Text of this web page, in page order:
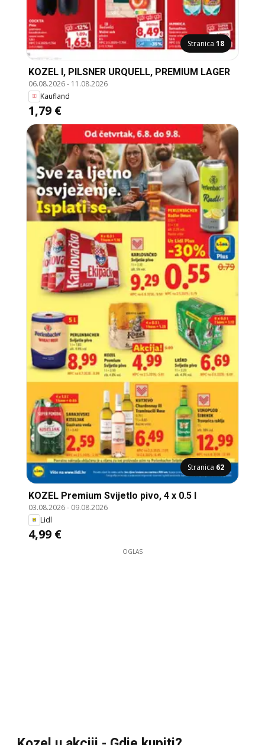
Stranica 18
KOZEL I, PILSNER URQUELL, PREMIUM LAGER
06.08.2026- 11.08.2026
Kaufland
1,79 €
Stranica 62
KOZEL Premium Svijetlo pivo, 4 x 0.5 l
03.08.2026- 09.08.2026
Lidl
4,99 €
OGLAS